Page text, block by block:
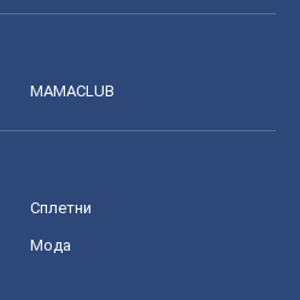
MAMACLUB
Сплетни
Мода